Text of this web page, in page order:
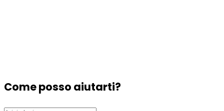
Come posso aiutarti?